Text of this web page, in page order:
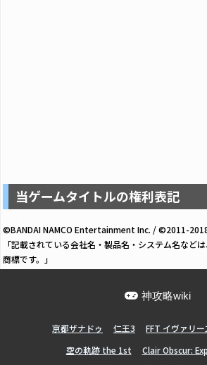
当ゲームタイトルの権利表記
©BANDAI NAMCO Entertainment Inc. / ©2011-
「記載されている会社名・製品名・システム名など
商標です。」
神攻略wiki
亰都ザナドゥ 仁王3
FFT イヴァリ
空の軌跡 the 1st
Clair Obscur: